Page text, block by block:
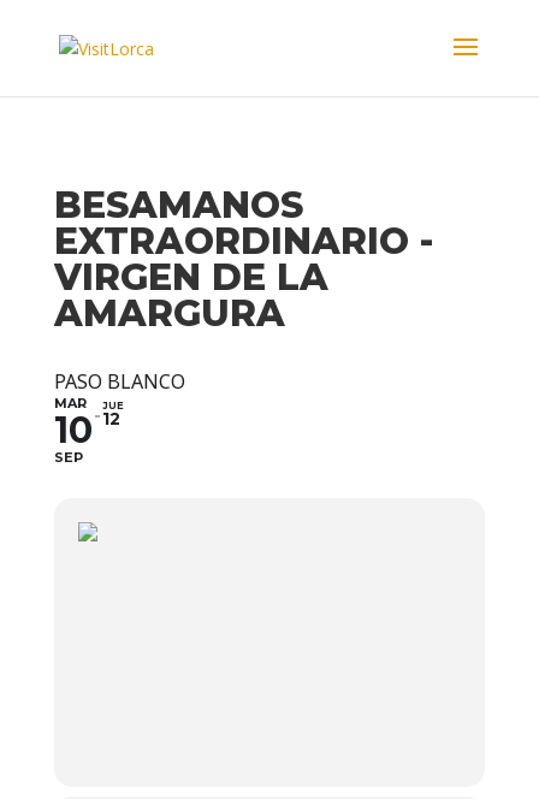
BESAMANOS
EXTRAORDINARIO -
VIRGEN DE LA
AMARGURA
PASO BLANCO
MAR
10
SEP
JUE
12